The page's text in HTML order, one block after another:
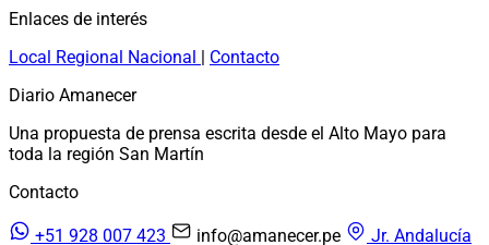
Enlaces de interés
Local Regional Nacional | Contacto
Diario Amanecer
Una propuesta de prensa escrita desde el Alto Mayo para
toda la región San Martín
Contacto
+51 928 007 423 info@amanecer.pe Jr. Andalucía